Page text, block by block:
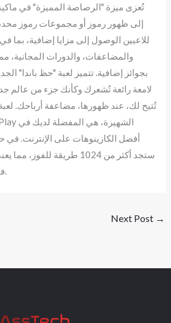
تُعزى ميزة "الرصاصة المميزة" في
إلى ظهور رموز أو مجموعات رموز
للاعبين الوصول إلى مزايا إضافية، بما
والمضاعفات، والدورات المجانية،
بجوائز إضافية. تتميز لعبة "حظ باندا"
لامعة رائعة تُشعرك وكأنك جزء من عالم
تُتيح لك، عند ظهورها، مضاعفة أرباحك.
أفضل الكازينوهات على الإنترنت. في
ستجد أكثر من 1024 طريقة
فرصة ربح بعد إدارة اللعبة.
Next Post →